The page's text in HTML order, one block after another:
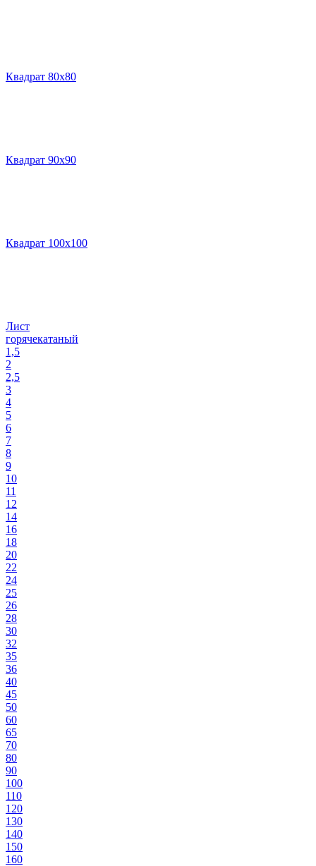
Квадрат 80х80
Квадрат 90х90
Квадрат 100х100
Лист
горячекатаный
1,5
2
2,5
3
4
5
6
7
8
9
10
11
12
14
16
18
20
22
24
25
26
28
30
32
35
36
40
45
50
60
65
70
80
90
100
110
120
130
140
150
160